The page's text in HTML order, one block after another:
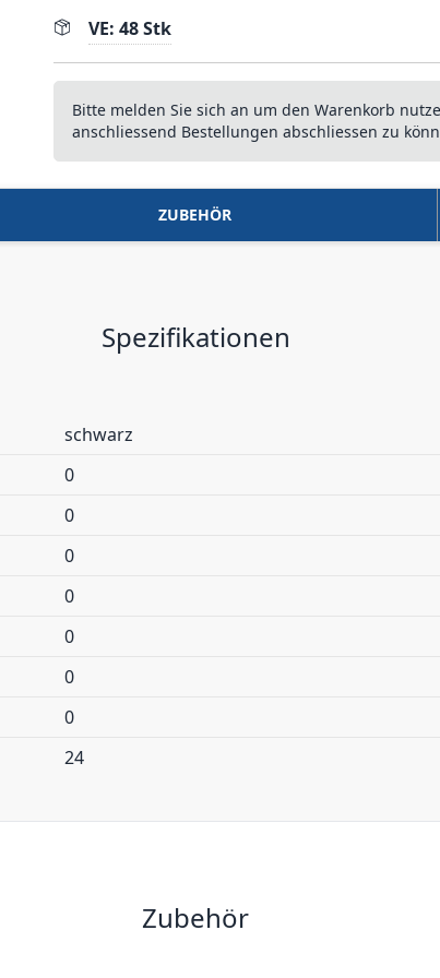
VE: 48 Stk
Bitte melden Sie sich an um den Warenkorb
anschliessend Bestellungen abschliessen zu
ZUBEHÖR
Spezifikationen
schwarz
0
0
0
0
0
0
0
24
Zubehör